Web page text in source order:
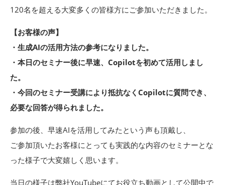
120名を超える大変多くの皆様方にご参加いただきました。
【お客様の声】
・生成AIの活用方法の参考になりました。
・本日のセミナー後に早速、Copilotを初めて活用しまし
た。
・今回のセミナー受講により抵抗なくCopilotに質問でき、
必要な回答が得られました。
参加の後、早速AIを活用してみたという声も頂戴し、
ご参加頂いたお客様にとっても実践的な内容のセミナーとな
った様子で大変嬉しく思います。
当日の様子は弊社YouTubeにてお役立ち動画として公開中で